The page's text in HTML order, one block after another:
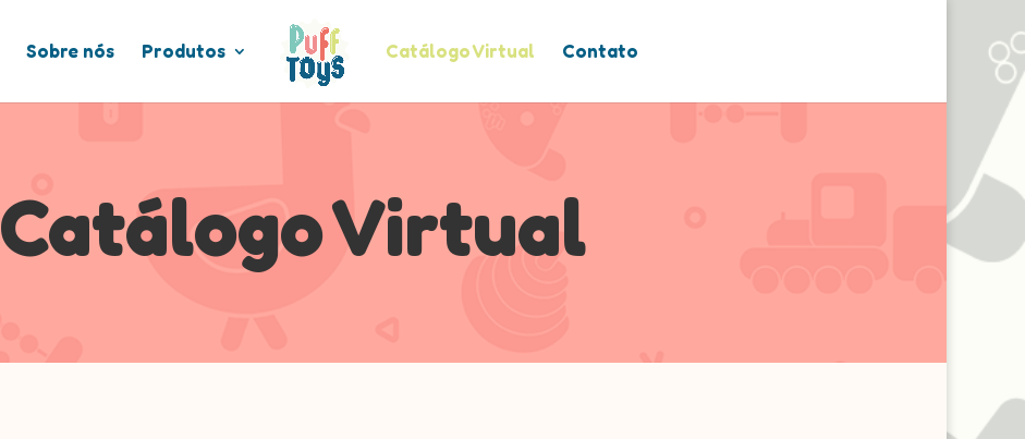
Sobre nós Produtos Catálogo Virtual Contato
Catálogo Virtual